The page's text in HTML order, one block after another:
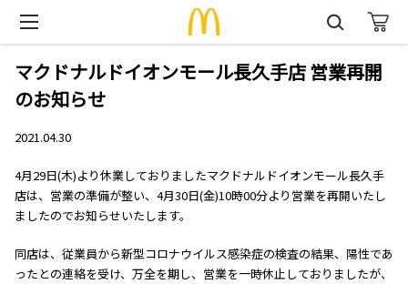
マクドナルドイオンモール長久手店 営業再開
のお知らせ
2021.04.30
4月29日(木)より休業しておりましたマクドナルドイオンモール長久手
店は、営業の準備が整い、4月30日(金)10時00分より営業を再開いたし
ましたのでお知らせいたします。
同店は、従業員から新型コロナウイルス感染症の検査の結果、陽性であ
ったとの連絡を受け、万全を期し、営業を一時休止しておりましたが、